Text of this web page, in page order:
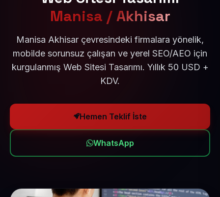
Manisa / Akhisar
Manisa Akhisar çevresindeki firmalara yönelik,
mobilde sorunsuz çalışan ve yerel SEO/AEO için
kurgulanmış Web Sitesi Tasarımı. Yıllık 50 USD +
KDV.
Hemen Teklif İste
WhatsApp